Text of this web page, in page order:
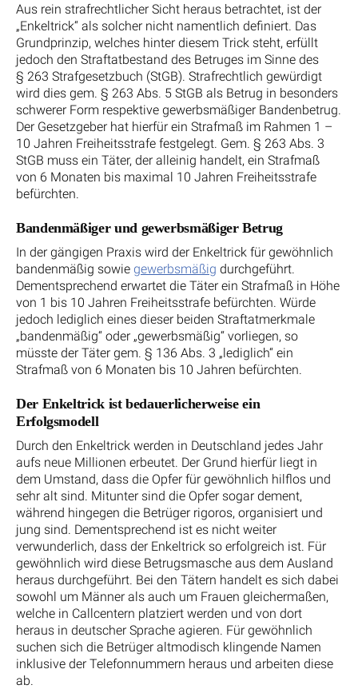
Aus rein strafrechtlicher Sicht heraus betrachtet, ist der
„Enkeltrick“ als solcher nicht namentlich definiert. Das
Grundprinzip, welches hinter diesem Trick steht, erfüllt
jedoch den Straftatbestand des Betruges im Sinne des
§ 263 Strafgesetzbuch (StGB). Strafrechtlich gewürdigt
wird dies gem. § 263 Abs. 5 StGB als Betrug in besonders
schwerer Form respektive gewerbsmäßiger Bandenbetrug.
Der Gesetzgeber hat hierfür ein Strafmaß im Rahmen 1 –
10 Jahren Freiheitsstrafe festgelegt. Gem. § 263 Abs. 3
StGB muss ein Täter, der alleinig handelt, ein Strafmaß
von 6 Monaten bis maximal 10 Jahren Freiheitsstrafe
befürchten.
Bandenmäßiger und gewerbsmäßiger Betrug
In der gängigen Praxis wird der Enkeltrick für gewöhnlich
bandenmäßig sowie gewerbsmäßig durchgeführt.
Dementsprechend erwartet die Täter ein Strafmaß in Höhe
von 1 bis 10 Jahren Freiheitsstrafe befürchten. Würde
jedoch lediglich eines dieser beiden Straftatmerkmale
„bandenmäßig“ oder „gewerbsmäßig“ vorliegen, so
müsste der Täter gem. § 136 Abs. 3 „lediglich“ ein
Strafmaß von 6 Monaten bis 10 Jahren befürchten.
Der Enkeltrick ist bedauerlicherweise ein
Erfolgsmodell
Durch den Enkeltrick werden in Deutschland jedes Jahr
aufs neue Millionen erbeutet. Der Grund hierfür liegt in
dem Umstand, dass die Opfer für gewöhnlich hilflos und
sehr alt sind. Mitunter sind die Opfer sogar dement,
während hingegen die Betrüger rigoros, organisiert und
jung sind. Dementsprechend ist es nicht weiter
verwunderlich, dass der Enkeltrick so erfolgreich ist. Für
gewöhnlich wird diese Betrugsmasche aus dem Ausland
heraus durchgeführt. Bei den Tätern handelt es sich dabei
sowohl um Männer als auch um Frauen gleichermaßen,
welche in Callcentern platziert werden und von dort
heraus in deutscher Sprache agieren. Für gewöhnlich
suchen sich die Betrüger altmodisch klingende Namen
inklusive der Telefonnummern heraus und arbeiten diese
ab.